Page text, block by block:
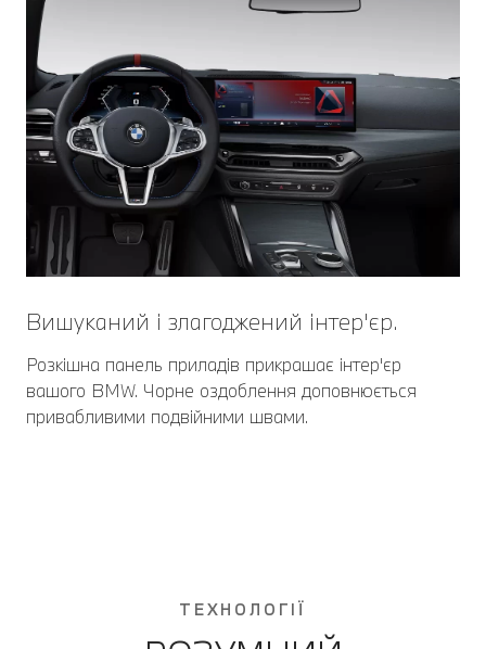
Вишуканий і злагоджений інтер'єр.
Розкішна панель приладів прикрашає інтер'єр
вашого BMW. Чорне оздоблення доповнюється
привабливими подвійними швами.
ТЕХНОЛОГІЇ